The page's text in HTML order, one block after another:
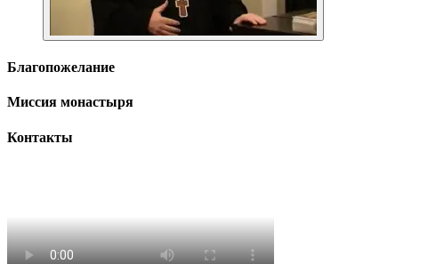
Благопожелание
Миссия монастыря
Контакты